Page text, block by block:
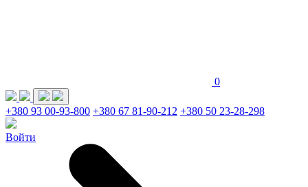
0
+380 93 00-93-800 +380 67 81-90-212 +380 50 23-28-298
Войти